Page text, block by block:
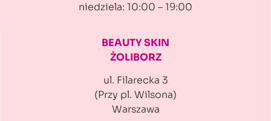
niedziela: 10:00 – 19:00
BEAUTY SKIN
ŻOLIBORZ
ul. Filarecka 3
(Przy pl. Wilsona)
Warszawa